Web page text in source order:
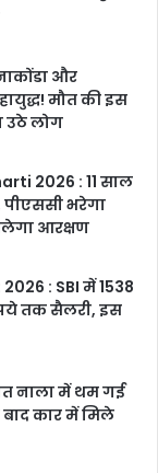
और
मौत की इस
उठे लोग
2026 : 11 साल
पीएससी भरेगा
आरक्षण
: SBI में 1538
तक सैलरी, इस
नाला में थम गई
कार में मिले